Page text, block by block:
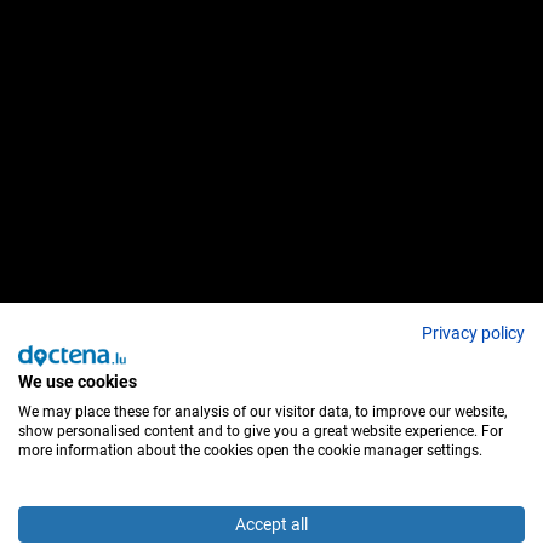
Privacy policy
We use cookies
We may place these for analysis of our visitor data, to improve our website,
show personalised content and to give you a great website experience. For
more information about the cookies open the cookie manager settings.
Accept all